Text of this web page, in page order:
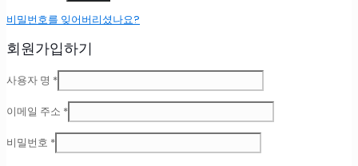
비밀번호를 잊어버리셨나요?
회원가입하기
사용자 명 *필
수
항
이메일 주소 *필
수
항
목
비밀번호 *필
수